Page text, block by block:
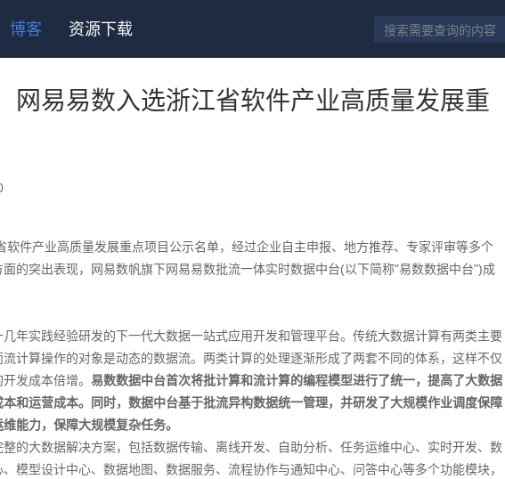
博客 资源下载
网易易数入选浙江省软件产业高质量发展重
件产业高质量发展重点项目公示名单，经过企业自主申报、地方推荐、专家评审等多个
的突出表现，网易数帆旗下网易易数批流一体实时数据中台(以下简称"易数数据中台")成
年实践经验研发的下一代大数据一站式应用开发和管理平台。传统大数据计算有两类主要
计算操作的对象是动态的数据流。两类计算的处理逐渐形成了两套不同的体系，这样不仅
发成本倍增。 易数数据中台首次将批计算和流计算的编程模型进行了统一，提高了大数据
和运营成本。同时，数据中台基于批流异构数据统一管理，并研发了大规模作业调度保障
能力，保障大规模复杂任务。
大数据解决方案，包括数据传输、离线开发、自助分析、任务运维中心、实时开发、数
模型设计中心、数据地图、数据服务、流程协作与通知中心、问答中心等多个功能模块，